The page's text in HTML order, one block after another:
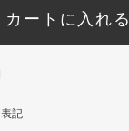
カートに入れる
記